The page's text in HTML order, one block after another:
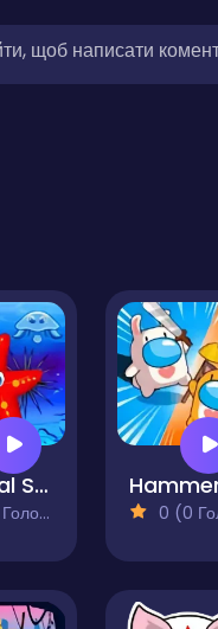
щоб написати
Survival Starfish
0 (0